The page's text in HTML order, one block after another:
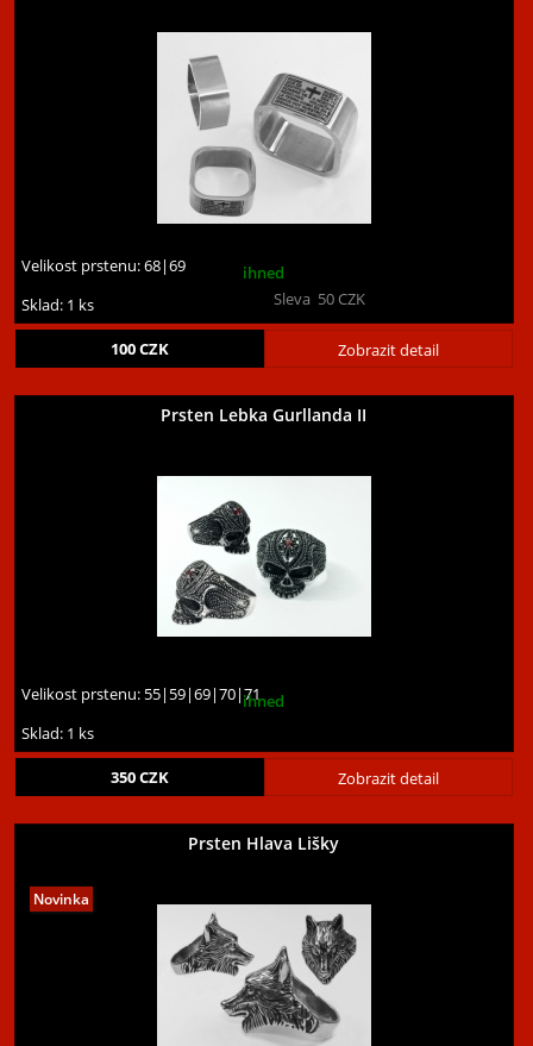
Velikost prstenu:68|69
ihned
Sklad: 1 ks
Zobrazit detail
100CZK
Sleva 50CZK
Prsten Lebka Gurllanda II
Velikost prstenu: 55|59|69|70|71ihned
Sklad: 1 ks
Zobrazit detail
350CZK
Prsten Hlava Lišky